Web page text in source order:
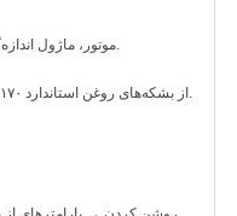
موتور، ماژول اندازه‌گیری و قرقره در یک واحد واحد ادغام شده‌اند.
از بشکه‌های روغن استاندارد ۱۷۰ تا ۲۰۸ لیتری با ساختار قوی پشتیبانی می‌کند.